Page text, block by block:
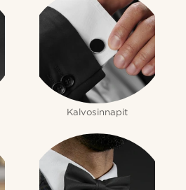
Kalvosinnapit